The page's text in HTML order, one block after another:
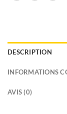
DESCRIPTION
INFORMATIONS
AVIS (0)